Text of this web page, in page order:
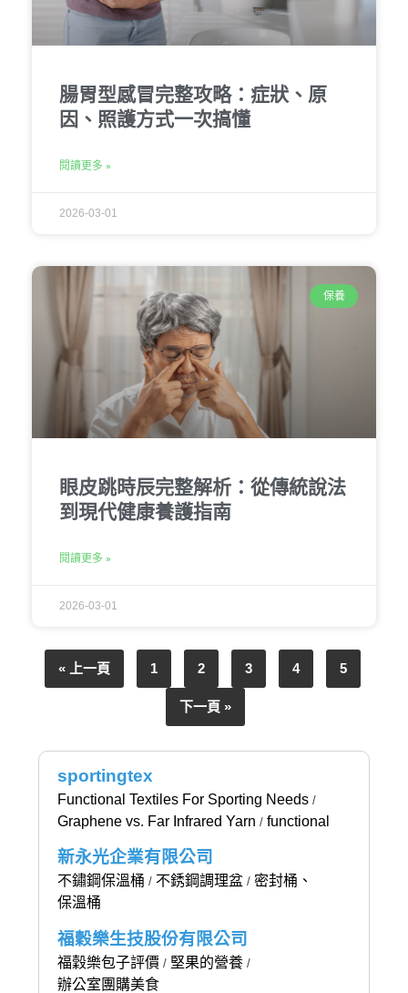
腸胃型感冒完整攻略：症狀、原
因、照護方式一次搞懂
閱讀更多 »
2026-03-01
保養
眼皮跳時辰完整解析：從傳統說法
到現代健康養護指南
閱讀更多 »
2026-03-01
« 上一頁 1 2 3 4 5
下一頁 »
sportingtex
Functional Textiles For Sporting Needs/
Graphene vs. Far Infrared Yarn / functional
新永光企業有限公司
不鏽鋼保溫桶 / 不銹鋼調理盆/ 密封桶、
保溫桶
福穀樂生技股份有限公司
福穀樂包子評價 / 堅果的營養/
辦公室團購美食